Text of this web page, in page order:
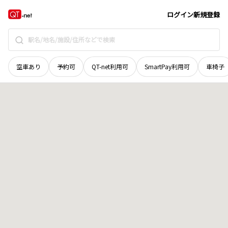
ログイン新規登録
空車あり 予約可 QT-net利用可 SmartPay利用可 車椅子
広島県